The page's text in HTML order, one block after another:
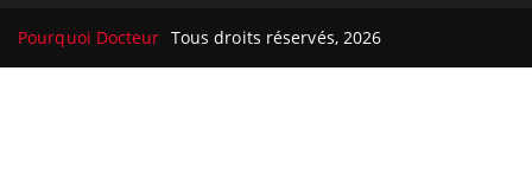
Pourquoi Docteur Tous droits réservés, 2026